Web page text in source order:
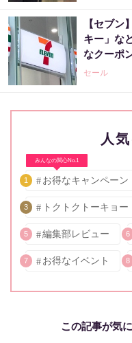
【セブン
キー」な
なクーポ
セール
人
みんなの関心No.1
1 お得なキャンペーン
3 トクトクトーキョー
5 編集部レビュー 6
7 お得なイベント 8
この記事が気